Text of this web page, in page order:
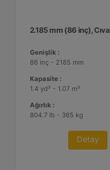
2.185 mm (86 inç),
Genişlik :
86 inç - 2185 mm
Kapasite :
1.4 yd³ - 1.07 m³
Ağırlık :
804.7 lb - 365 kg
Detay